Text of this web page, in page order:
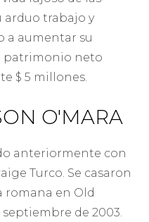
arduo trabajo y
a aumentar su
patrimonio neto
$ 5 millones.
O'MARA
anteriormente con
Turco. Se casaron
romana en Old
de 2003.